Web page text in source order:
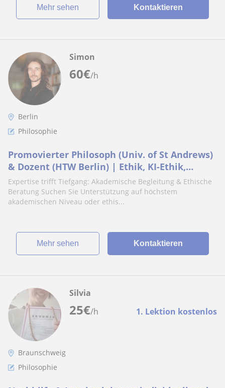
Mehr sehen Kontaktieren
60€/h
Simon
Berlin
Philosophie
Promovierter Philosoph (Univ. of St Andrews)
& Dozent (HTW Berlin) | Ethik, KI-Ethik,
Gender und Männlichkeit
Expertise trifft Tiefgang: Akademische Begleitung & Ethische
Beratung Suchen Sie Unterstützung auf höchstem
akademischen Niveau oder ethis...
Mehr sehen Kontaktieren
25€/h 1. Lektion kostenlos
Silvia
Braunschweig
Philosophie